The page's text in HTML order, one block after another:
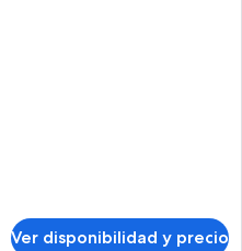
Ver disponibilidad y precio